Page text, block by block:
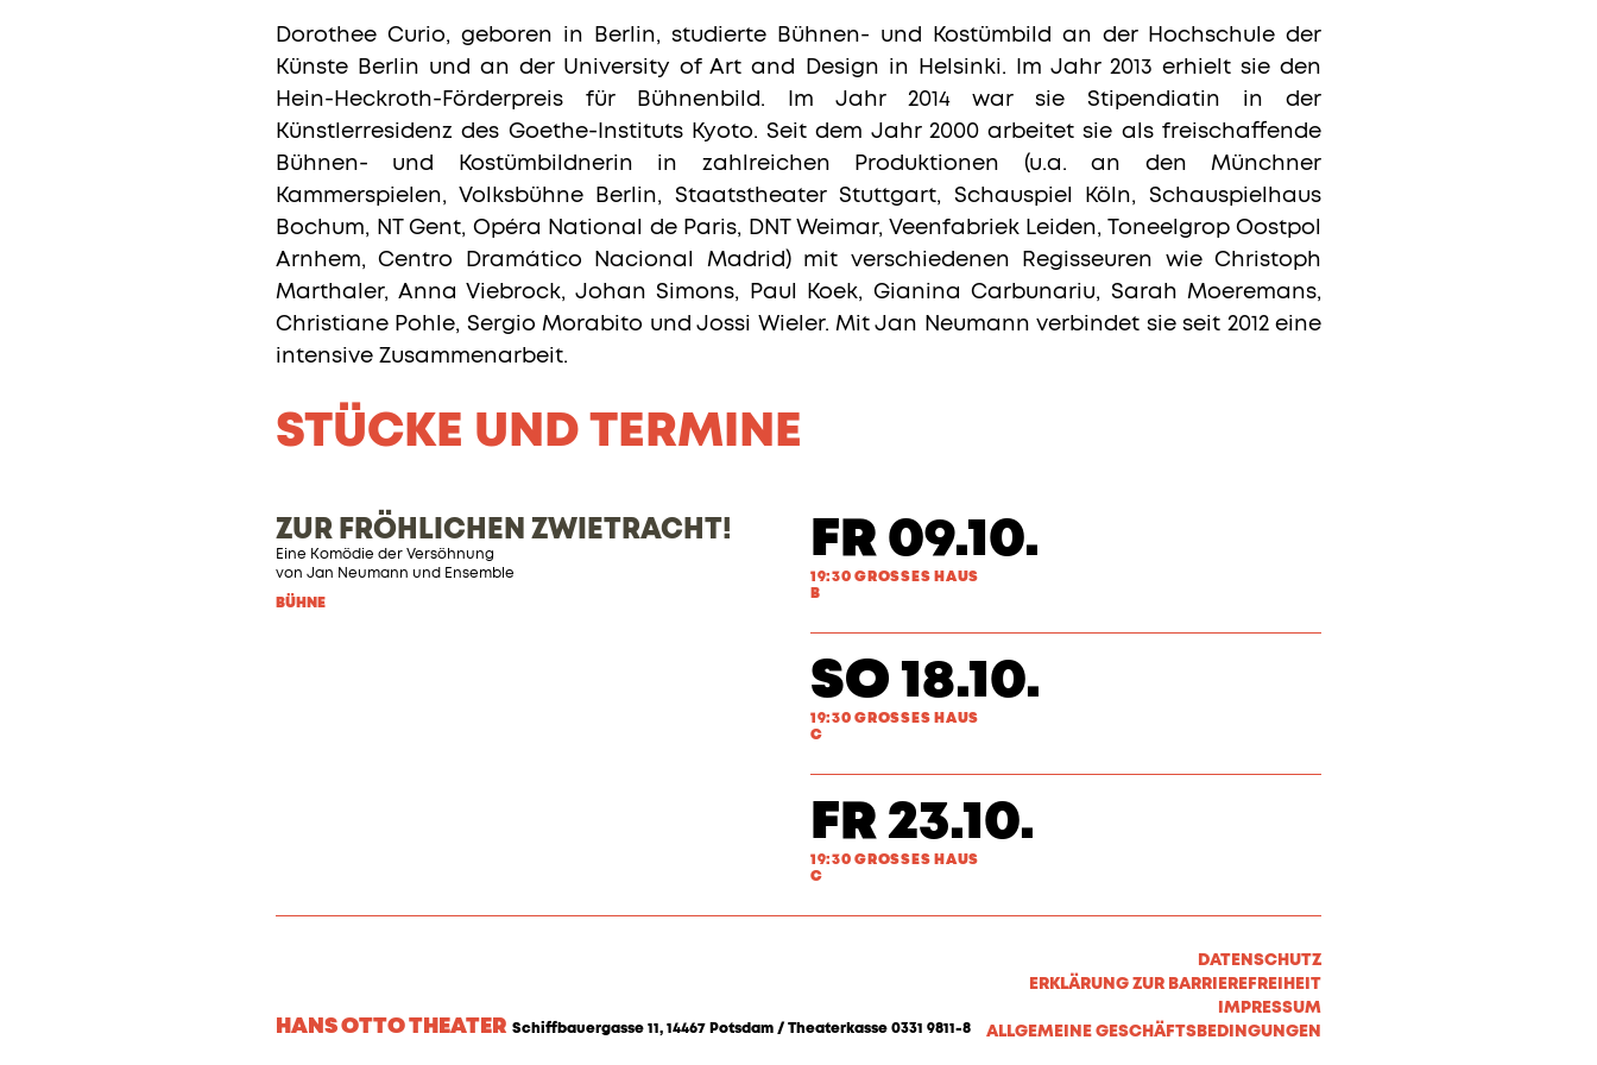
Dorothee Curio, geboren in Berlin, studierte Bühnen- und Kostümbild an der Hochschule der
Künste Berlin und an der University of Art and Design in Helsinki. Im Jahr 2013 erhielt sie den
Hein-Heckroth-Förderpreis für Bühnenbild. Im Jahr 2014 war sie Stipendiatin in der
Künstlerresidenz des Goethe-Instituts Kyoto. Seit dem Jahr 2000 arbeitet sie als freischaffende
Bühnen- und Kostümbildnerin in zahlreichen Produktionen (u.a. an den Münchner
Kammerspielen, Volksbühne Berlin, Staatstheater Stuttgart, Schauspiel Köln, Schauspielhaus
Bochum, NT Gent, Opéra National de Paris, DNT Weimar, Veenfabriek Leiden, Toneelgrop Oostpol
Arnhem, Centro Dramático Nacional Madrid) mit verschiedenen Regisseuren wie Christoph
Marthaler, Anna Viebrock, Johan Simons, Paul Koek, Gianina Carbunariu, Sarah Moeremans,
Christiane Pohle, Sergio Morabito und Jossi Wieler. Mit Jan Neumann verbindet sie seit 2012 eine
intensive Zusammenarbeit.
STÜCKE UND TERMINE
ZUR FRÖHLICHEN ZWIETRACHT!
Eine Komödie der Versöhnung
von Jan Neumann und Ensemble
BÜHNE
FR 09.10.
19:30 GROSSES HAUS
B
SO 18.10.
19:30 GROSSES HAUS
C
FR 23.10.
19:30 GROSSES HAUS
C
HANS OTTO THEATER Schiffbauergasse 11, 14467 Potsdam / Theaterkasse 0331 9811-8
DATENSCHUTZ
ERKLÄRUNG ZUR BARRIEREFREIHEIT
IMPRESSUM
ALLGEMEINE GESCHÄFTSBEDINGUNGEN